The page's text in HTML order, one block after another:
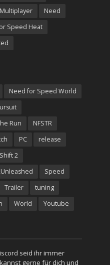
Multiplayer
Need
Speed Heat
Need for Speed World
Run
NFSTR
PC
release
Shift 2
Speed
Trailer
tuning
World Youtube
seid ihr immer
gerne für dich und